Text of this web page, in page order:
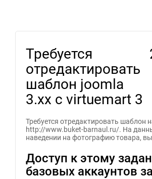
Требуется
отредактировать
шаблон joomla
3.xx c virtuemart 3
Требуется отредактировать шаблон
http://www.buket-barnaul.ru/. На
наведении на фотографию товара,
Доступ к этому
базовых аккаунтов